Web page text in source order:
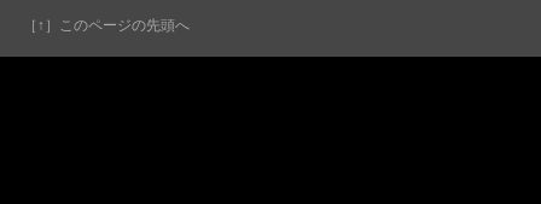
［↑］このページの先頭へ